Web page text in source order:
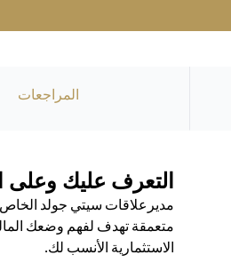
المراجعات
التعرف عليك وعلى
مديرعلاقات سيتي جولد
متعمقة تهدف لفهم وضعك
الاستثمارية الأنسب لك.